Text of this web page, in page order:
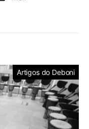
Artigos do Deboni